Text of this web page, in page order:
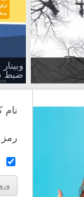
ضبط
نام
رمز